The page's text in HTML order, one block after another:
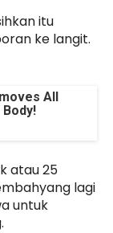
itu
ke langit.
All
atau 25
lagi
untuk